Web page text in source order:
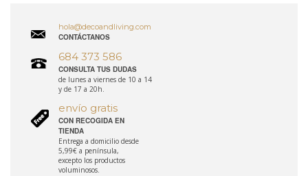
hola@decoandliving.com
CONTÁCTANOS
684 373 586
CONSULTA TUS DUDAS
de lunes a viernes de 10 a 14
y de 17 a 20h.
envío gratis
CON RECOGIDA EN
TIENDA
Entrega a domicilio desde
5,99€ a península,
excepto los productos
voluminosos.